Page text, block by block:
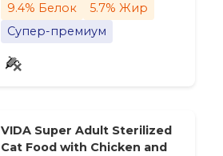
9.4% Белок
5.7% Жир
Супер-премиум
VIDA Super Adult Sterilized
Cat Food with Chicken and